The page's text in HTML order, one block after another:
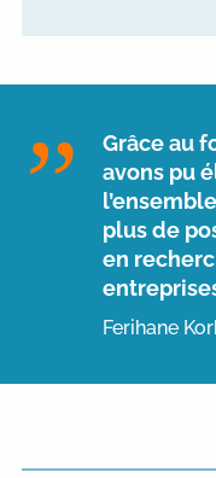
Grâce au
avons pu
plus de
en
Ferihane